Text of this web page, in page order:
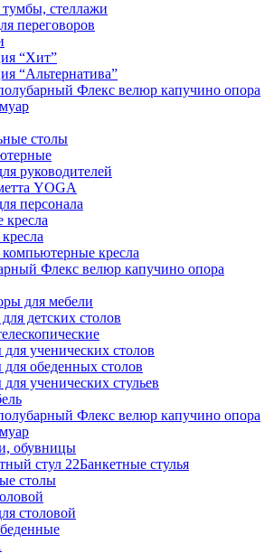
стеллажи
переговоров
“Хит”
“Альтернатива”
столы
руководителей
YOGA
персонала
компьютерные кресла
для мебели
детских столов
ученических столов
обеденных столов
ученических стульев
обувницы
Банкетные стулья
столы
столовой